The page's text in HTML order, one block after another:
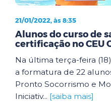
21/01/2022, às 8:35
Alunos do curso de
certificação no CEU
Na última terça-feira
a formatura de 22
Pronto Socorrismo e
Iniciativ... [saiba mais]